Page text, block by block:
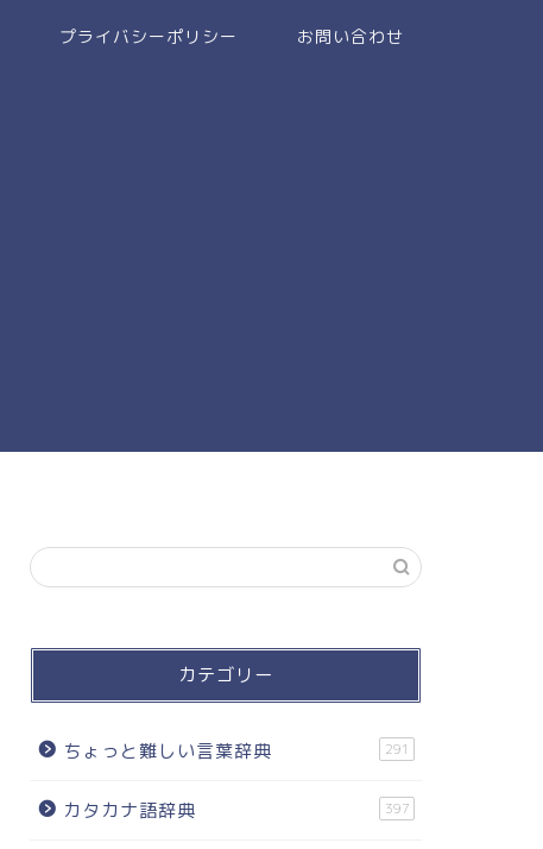
プライバシーポリシー お問い合わせ
カテゴリー
ちょっと難しい言葉辞典 291
カタカナ語辞典 397